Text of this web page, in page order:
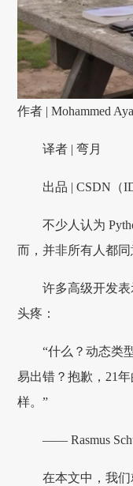
作者 | Mohammed
译者 | 弯月
出品 | CSDN（
不少人认为
而，并非所有人都同
许多高级开发
头疼：
“什么？动态类
易出错？抱歉，21
样。”
—— Rasmus
在本文中，我